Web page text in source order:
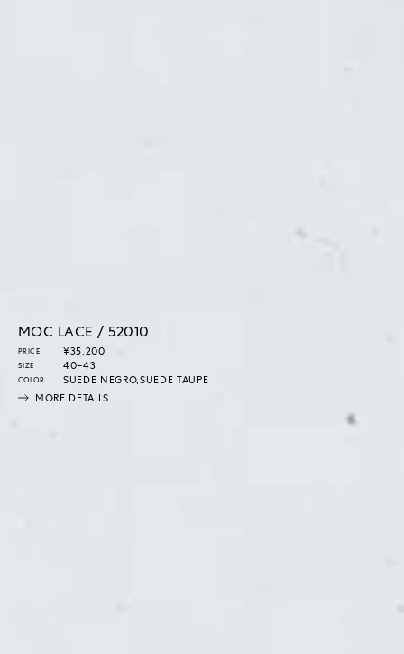
MOC LACE / 52010
PRICE
通
常
価
¥35,200
SIZE 40–43
COLOR
SUEDE NEGRO,SUEDE TAUPE
MORE DETAILS